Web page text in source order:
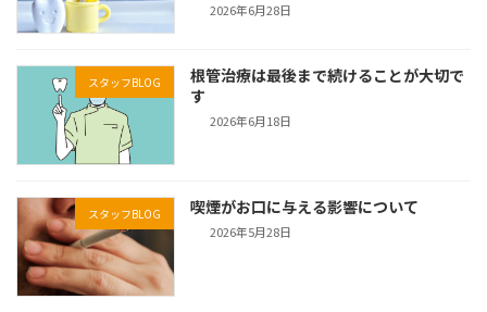
2026年6月28日
スタッフBLOG
根管治療は最後まで続けることが大切で
す
2026年6月18日
スタッフBLOG 喫煙がお口に与える影響について
2026年5月28日